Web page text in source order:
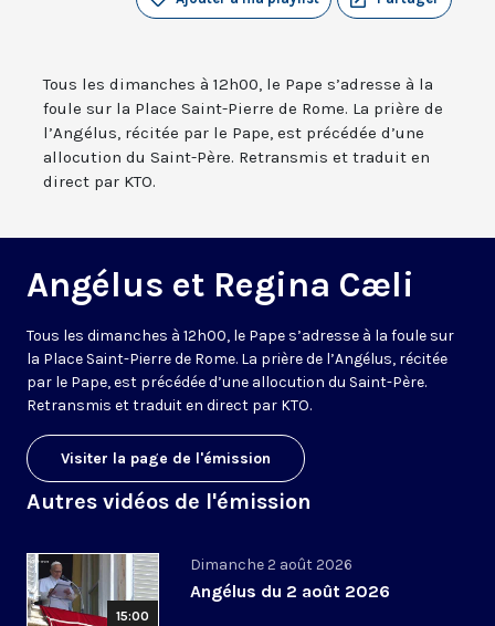
Tous les dimanches à 12h00, le Pape s’adresse à la
foule sur la Place Saint-Pierre de Rome. La prière de
l’Angélus, récitée par le Pape, est précédée d’une
allocution du Saint-Père. Retransmis et traduit en
direct par KTO.
Angélus et Regina Cæli
Tous les dimanches à 12h00, le Pape s’adresse à la foule sur
la Place Saint-Pierre de Rome. La prière de l’Angélus, récitée
par le Pape, est précédée d’une allocution du Saint-Père.
Retransmis et traduit en direct par KTO.
Visiter la page de l'émission
Autres vidéos de l'émission
15:00
Dimanche 2 août 2026
Angélus du 2 août 2026